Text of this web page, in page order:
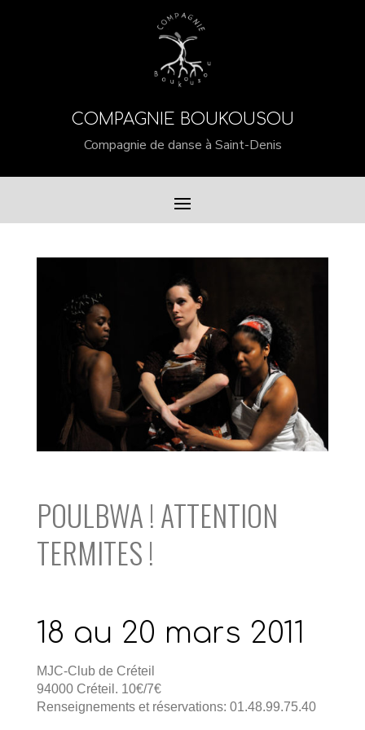
COMPAGNIE BOUKOUSOU
Compagnie de danse à Saint-Denis
POULBWA ! ATTENTION
TERMITES !
18 au 20 mars 2011
MJC-Club de Créteil
94000 Créteil. 10€/7€
Renseignements et réservations: 01.48.99.75.40